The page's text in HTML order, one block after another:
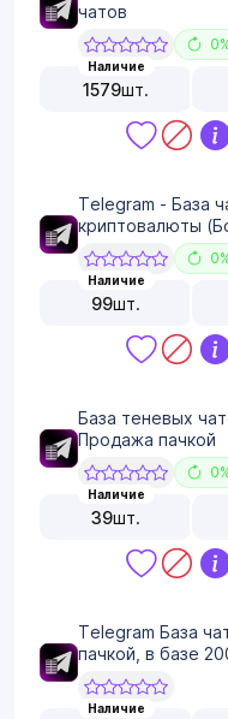
чатов
Наличие
1579шт.
Telegram - База
криптовалюты
Наличие
99шт.
База теневых
Продажа пачкой
Наличие
39шт.
Telegram База
пачкой, в базе
Наличие